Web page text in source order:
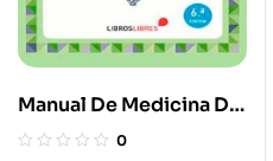
Manual De Medicina De
Santa Hildegarda
0